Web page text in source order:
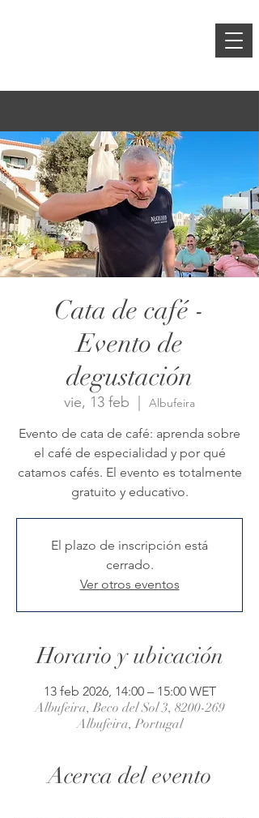
Cata de café -
Evento de
degustación
vie, 13 feb
  |
Albufeira
Evento de cata de café: aprenda sobre
el café de especialidad y por qué
catamos cafés. El evento es totalmente
gratuito y educativo.
El plazo de inscripción está
cerrado.
Ver otros eventos
Horario y ubicación
13 feb 2026, 14:00 – 15:00 WET
Albufeira, Beco del Sol 3, 8200-269
Albufeira, Portugal
Acerca del evento